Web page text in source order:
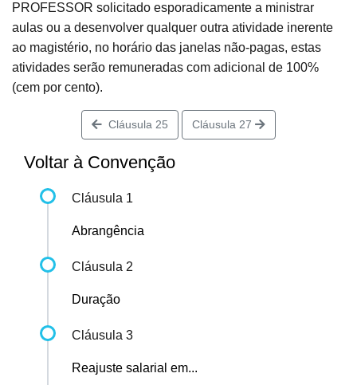
PROFESSOR solicitado esporadicamente a ministrar
aulas ou a desenvolver qualquer outra atividade inerente
ao magistério, no horário das janelas não-pagas, estas
atividades serão remuneradas com adicional de 100%
(cem por cento).
Cláusula 25 Cláusula 27
Voltar à Convenção
Cláusula 1
Abrangência
Cláusula 2
Duração
Cláusula 3
Reajuste salarial em...